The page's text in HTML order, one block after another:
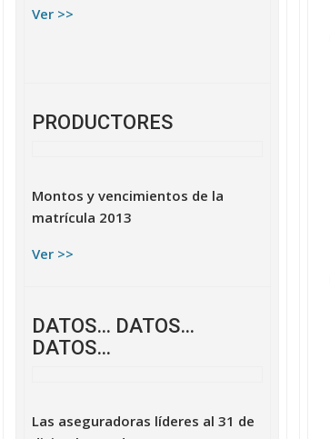
Ver >>
PRODUCTORES
Montos y vencimientos de la
matrícula 2013
Ver >>
DATOS… DATOS…
DATOS…
Las aseguradoras líderes al 31 de